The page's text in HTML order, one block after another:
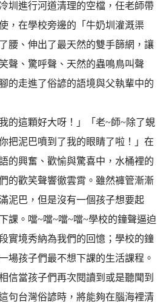
圳進行河道清理的空檔，任老師帶
，在學校旁邊的「牛奶圳灌溉渠
腰、伸出了最天然的雙手篩網，讓
聲、驚呼聲、天然的蟲鳴鳥叫聲
的走進了俗諺的語境與父執輩中的
的這顆好大呀！」「老~師~除了蜆
把泥巴噴到了我的眼睛了啦！」在
的興奮、歡愉與驚喜中，水桶裡的
的歡笑聲響徹雲霄。雖然褲管漸漸
泥巴，但是沒有一個孩子想要起
課。噹~噹~噹~噹~學校的鐘聲逼迫
實境秀納為我們的回憶；學校的鐘
場孩子們最不想下課的生活課程。
信當孩子們再次閱讀到或是聽聞到
句台灣俗諺時，將能夠在腦海裡清